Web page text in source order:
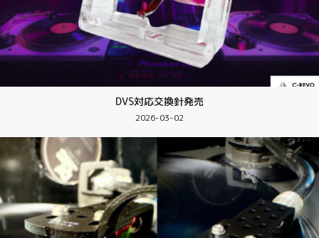
DVS対応交換針発売
2026-03-02